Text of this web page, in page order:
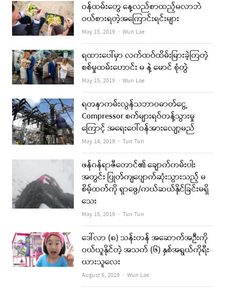
ဝန်ထမ်းတွေ နေ့လည်စာထည့်မလာဘဲ
ဝယ်စားရတဲ့အကြောင်းရင်းများ
May 15, 2019 Author
Wun Lae
ရထားပေါ်မှာ လက်ထပ်ထိမ်းမြားခဲ့ကြတဲ့
စစ်မှုထမ်းဟောင်း မ နဲ့ မောင် စုံတွဲ
May 15, 2019 Author
Wun Lae
ရတနာကမ်းလွန်သဘာဝဓာတ်ငွေ့
Compressor စက်များရပ်တန့်သွားမှု
ကြောင့် အရေးပေါ်ဝန်အားလျော့မည်
May 14, 2019 Author
Tun Tun
ဖန်ဂန်ရာဇီတောင်၏ ချောက်ကမ်းပါး
အတွင်း ပြုတ်ကျပျောက်ဆုံးသွားသည့် မ
စိမ့်ထက်ကို ရှာဖွေ/ကယ်ဆယ်နိုင်ခြင်းမရှိ
သေး
May 15, 2019 Author
Tun Tun
ဒေါ်လာ (၈) သန်းတန် အဆောက်အဦးကို
ဝယ်ယူနိုင်တဲ့ အသက် (၆) နှစ်အရွယ်ကိုရီး
ယားသူလေး
August 6, 2019 Author
Wun Lae